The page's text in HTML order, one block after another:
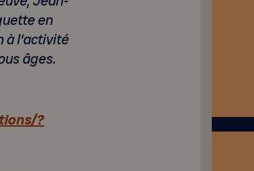
en
à l’activité
âges.
?